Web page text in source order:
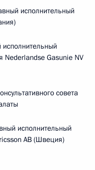
исполнительный
Nederlandse Gasunie NV
совета
исполнительный
AB (Швеция)